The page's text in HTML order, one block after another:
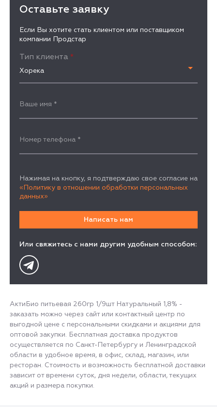
Оставьте заявку
Если Вы хотите стать клиентом или поставщиком
компании Продстар
Тип клиента *
Хорека
Ваше имя *
Номер телефона *
Нажимая на кнопку, я подтверждаю свое согласие на
«Политику в отношении обработки персональных
данных»
Или свяжитесь с нами другим удобным способом:
АктиБио питьевая 260гр 1/9шт Натуральный 1,8% -
заказать можно через сайт или контактный центр по
выгодной цене с персональными скидками и акциями для
оптовой закупки. Бесплатная доставка продуктов
осуществляется по Санкт-Петербургу и Ленинградской
области в удобное время, в офис, склад, магазин, или
ресторан. Стоимость и возможность бесплатной доставки
зависит от времени суток, дня недели, области, текущих
акций и размера покупки.